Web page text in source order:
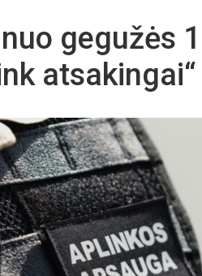
gegužės
atsakingai“